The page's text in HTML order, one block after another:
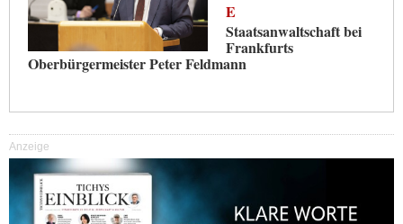
E
Staatsanwaltschaft bei
Frankfurts
Oberbürgermeister Peter Feldmann
Anzeige